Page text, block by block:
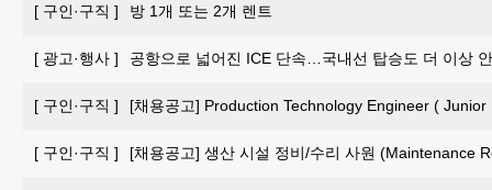
[ 구인·구직 ] 방 1개 또는 2개 렌트
[ 광고·행사 ] 공항으로 넓어진 ICE 단속…국내선 탑승도 더 이상
[ 구인·구직 ] [채용공고] Production Technology Engineer (
[ 구인·구직 ] [채용공고] 생산 시설 정비/수리 사원 (Maintenance